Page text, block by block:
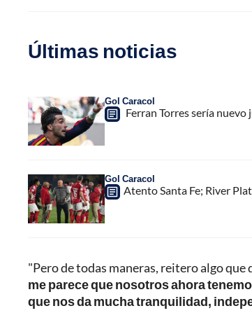
Últimas noticias
Gol Caracol
Ferran Torres sería nuevo
Gol Caracol
Atento Santa Fe; River
"Pero de todas maneras, reitero algo
me parece que nosotros ahora
que nos da mucha tranquilidad,